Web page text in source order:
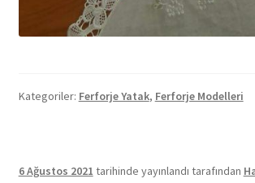
Kategoriler: Ferforje Yatak, Ferforje Modelleri
6 Ağustos 2021 tarihinde yayınlandı tarafından